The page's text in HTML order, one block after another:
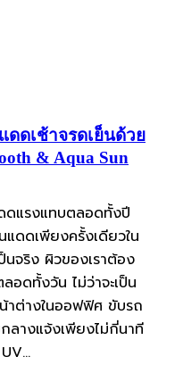
ดดเช้าจรดเย็นด้วย
& Aqua Sun
ดดแรงแทบตลอดทั้งปี
ดดเพียงครั้งเดียวใน
นจริง ผิวของเราต้อง
อดทั้งวัน ไม่ว่าจะเป็น
าต่างในออฟฟิศ ขับรถ
ลางแจ้งเพียงไม่กี่นาที